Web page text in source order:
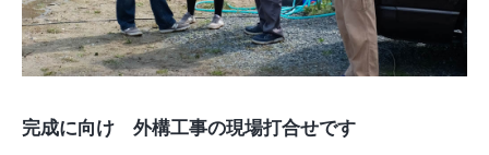
完成に向け 外構工事の現場打合せです